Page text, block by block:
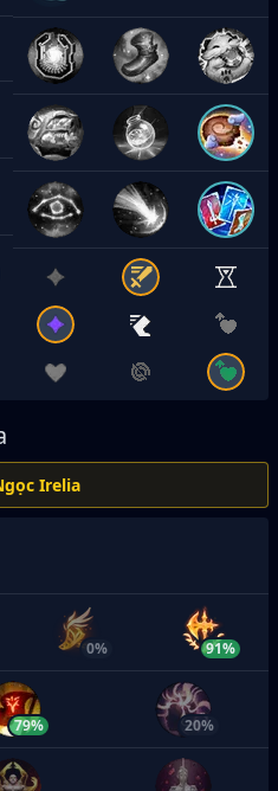
Irelia
0% 91%
79% 20%